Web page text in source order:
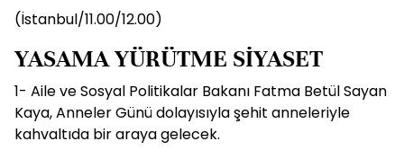
(İstanbul/11.00/12.00)
YASAMA YÜRÜTME SİYASET
1- Aile ve Sosyal Politikalar Bakanı Fatma Betül Sayan
Kaya, Anneler Günü dolayısıyla şehit anneleriyle
kahvaltıda bir araya gelecek.